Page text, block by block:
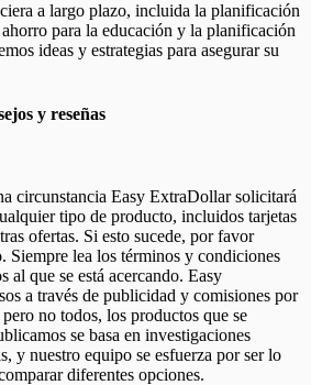
a largo plazo, incluida la planificación
para la educación y la planificación
ideas y estrategias para asegurar su
y reseñas
circunstancia Easy ExtraDollar solicitará
tipo de producto, incluidos tarjetas
ofertas. Si esto sucede, por favor
Siempre lea los términos y condiciones
al que se está acercando. Easy
a través de publicidad y comisiones por
no todos, los productos que se
se basa en investigaciones
y nuestro equipo se esfuerza por ser lo
diferentes opciones.